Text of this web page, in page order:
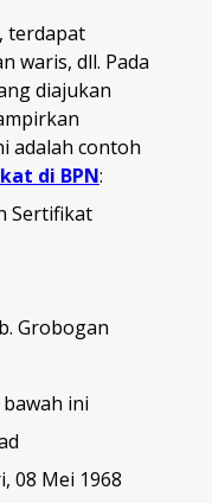
terdapat
waris, dll. Pada
diajukan
adalah contoh
di BPN:
Sertifikat
Grobogan
ini
08 Mei 1968